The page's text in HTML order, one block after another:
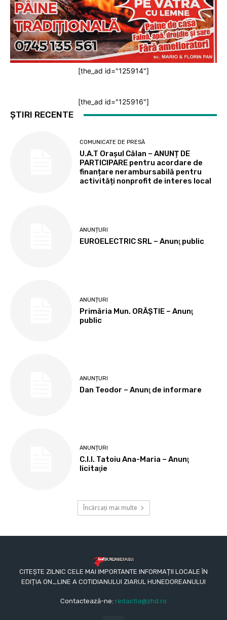
[the_ad id="125914"]
[the_ad id="125916"]
ȘTIRI RECENTE
COMUNICATE DE PRESĂ
U.A.T Orașul Călan – ANUNȚ DE
PARTICIPARE pentru acordare de
finanțare nerambursabilă pentru
activități nonprofit de interes local
ANUNȚURI
EUROELECTRIC SRL – Anunţ public
ANUNȚURI
Primăria Mun. ORĂȘTIE – Anunţ
public
ANUNȚURI
Dan Teodor – Anunţ de informare
ANUNȚURI
C.I.I. Tatoiu Ana-Maria – Anunţ
licitaţie
Încărcați mai multe
CITEȘTE ZILNIC CELE MAI IMPORTANTE INFORMAȚII LOCALE ÎN
EDIȚIA ON_LINE A COTIDIANULUI ZIARUL HUNEDOREANULUI
Contactează-ne: redactia@zhd.ro